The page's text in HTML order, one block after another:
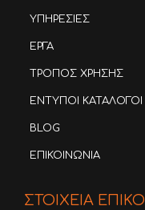
ΥΠΗΡΕΣΙΕΣ
ΕΡΓΑ
ΤΡΟΠΟΣ ΧΡΗΣΗΣ
ΕΝΤΥΠΟΙ ΚΑΤΑΛΟΓΟΙ
BLOG
ΕΠΙΚΟΙΝΩΝΙΑ
ΣΤΟΙΧΕΙΑ